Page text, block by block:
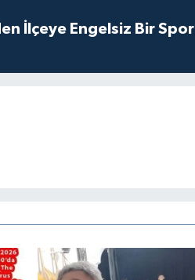
İlçeye Engelsiz Bir Spor